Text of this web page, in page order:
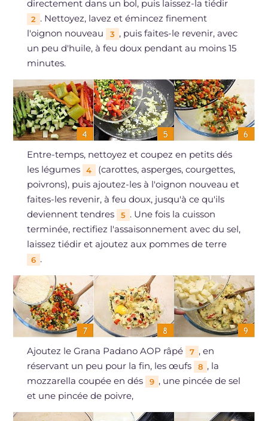
directement dans un bol, puis laissez-la tiédir
2 . Nettoyez, lavez et émincez finement
l'oignon nouveau
3 , puis faites-le revenir, avec
un peu d'huile, à feu doux pendant au moins 15
minutes.
Entre-temps, nettoyez et coupez en petits dés
les légumes
4
(carottes, asperges, courgettes,
poivrons), puis ajoutez-les à l'oignon nouveau et
faites-les revenir, à feu doux, jusqu'à ce qu'ils
deviennent tendres
5 . Une fois la cuisson
terminée, rectifiez l'assaisonnement avec du sel,
laissez tiédir et ajoutez aux pommes de terre
6 .
Ajoutez le Grana Padano AOP râpé 7 , en
réservant un peu pour la fin, les œufs
8 , la
mozzarella coupée en dés
9 , une pincée de sel
et une pincée de poivre,